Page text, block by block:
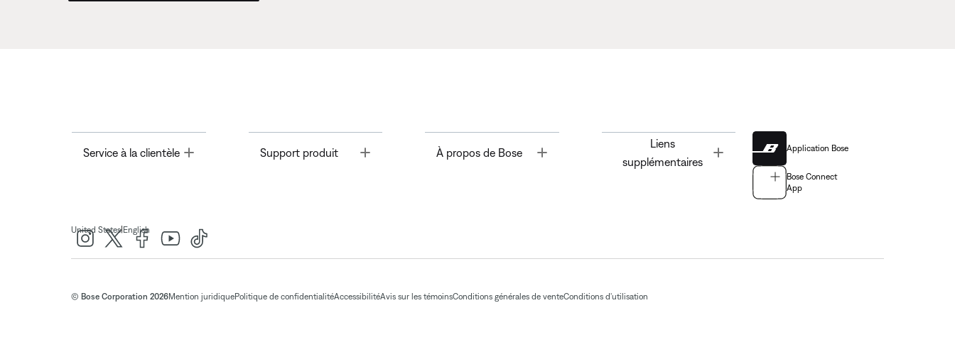
Service à la clientèle Toggle Support produit À propos de Bose Toggle
Liens
supplémentaires
Application Bose
Bose Connect
App
United States| English
© Bose Corporation 2026Mention juridiquePolitique de confidentialitéAccessibilitéAvis sur les témoinsConditions générales de venteConditions d'utilisation